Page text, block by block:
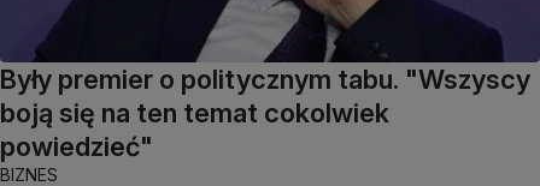
Były premier o politycznym tabu. "Wszyscy
boją się na ten temat cokolwiek
powiedzieć"
BIZNES